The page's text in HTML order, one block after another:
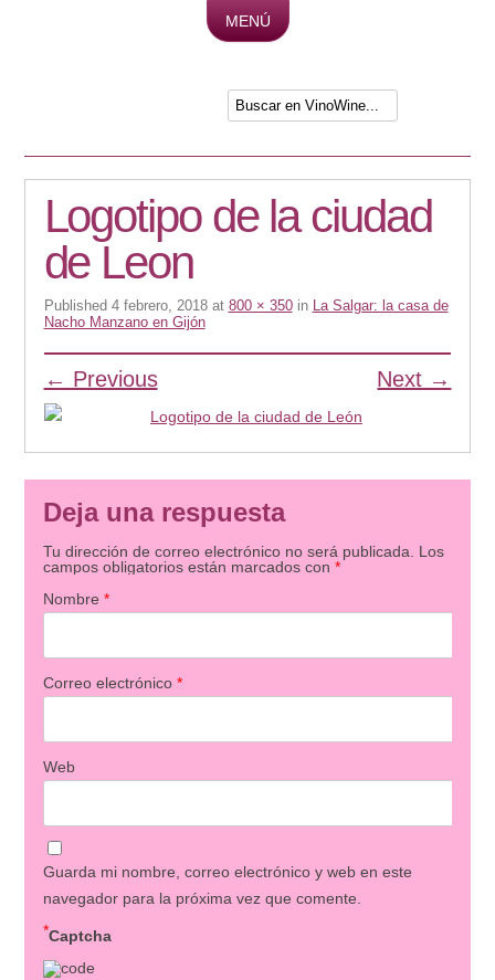
MENÚ
Logotipo de la ciudad
de Leon
Published 4 febrero, 2018at 800 × 350in La Salgar: la casa de
Nacho Manzano en Gijón
← Previous Next →
Deja una respuesta
Tu dirección de correo electrónico no será publicada. Los
campos obligatorios están marcados con *
Nombre *
Correo electrónico *
Web
Guarda mi nombre, correo electrónico y web en este
navegador para la próxima vez que comente.
Captcha
*